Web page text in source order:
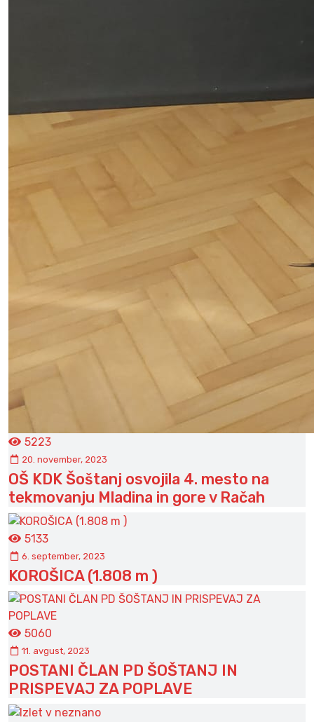
5223
20. november, 2023
OŠ KDK Šoštanj osvojila 4. mesto na
tekmovanju Mladina in gore v Račah
5133
6. september, 2023
KOROŠICA (1.808 m )
5060
11. avgust, 2023
POSTANI ČLAN PD ŠOŠTANJ IN
PRISPEVAJ ZA POPLAVE